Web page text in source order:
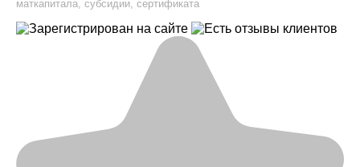
маткапитала, субсидии, сертификата